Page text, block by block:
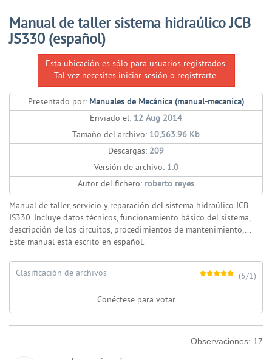
Manual de taller sistema hidraúlico JCB
JS330 (español)
Esta ubicación es sólo para usuarios registrados.
Tal vez necesites iniciar sesión o registrarte.
Presentado por: Manuales de Mecánica (manual-mecanica)
Enviado el: 12 Aug 2014
Tamaño del archivo: 10,563.96 Kb
Descargas: 209
Versión de archivo: 1.0
Autor del fichero: roberto reyes
Manual de taller, servicio y reparación del sistema hidraúlico JCB
JS330. Incluye datos técnicos, funcionamiento básico del sistema,
descripción de los circuitos, procedimientos de mantenimiento,...
Este manual está escrito en español.
Clasificación de archivos (5/1)
Conéctese para votar
Observaciones: 17